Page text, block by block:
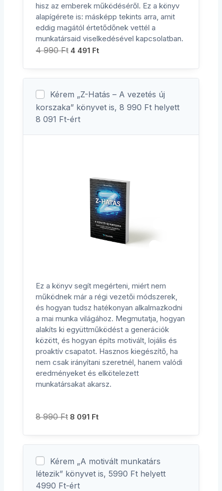
hisz az emberek működéséről. Ez a könyv
alapígérete is: másképp tekints arra, amit
eddig magától értetődőnek vettél a
munkatársaid viselkedésével kapcsolatban.
4 990Ft 4 491 Ft
Kérem „Z-Hatás – A vezetés új
korszaka” könyvet is, 8 990 Ft helyett
8 091 Ft-ért
Ez a könyv segít megérteni, miért nem
működnek már a régi vezetői módszerek,
és hogyan tudsz hatékonyan alkalmazkodni
a mai munka világához. Megmutatja, hogyan
alakíts ki együttműködést a generációk
között, és hogyan építs motivált, lojális és
proaktív csapatot. Hasznos kiegészítő, ha
nem csak irányítani szeretnél, hanem valódi
eredményeket és elkötelezett
munkatársakat akarsz.
8 990Ft 8 091 Ft
Kérem „A motivált munkatárs
létezik” könyvet is, 5990 Ft helyett
4990 Ft-ért